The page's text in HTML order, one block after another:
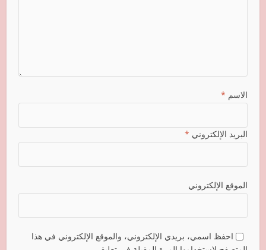
الاسم *
البريد الإلكتروني *
الموقع الإلكتروني
احفظ اسمي، بريدي الإلكتروني، والموقع الإلكتروني في هذا